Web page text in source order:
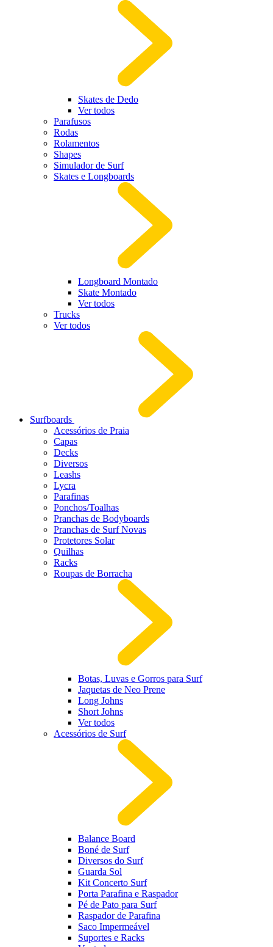
Skates de Dedo
Ver todos
Parafusos
Rodas
Rolamentos
Shapes
Simulador de Surf
Skates e Longboards
Longboard Montado
Skate Montado
Ver todos
Trucks
Ver todos
Surfboards
Acessórios de Praia
Capas
Decks
Diversos
Leashs
Lycra
Parafinas
Ponchos/Toalhas
Pranchas de Bodyboards
Pranchas de Surf Novas
Protetores Solar
Quilhas
Racks
Roupas de Borracha
Botas, Luvas e Gorros para Surf
Jaquetas de Neo Prene
Long Johns
Short Johns
Ver todos
Acessórios de Surf
Balance Board
Boné de Surf
Diversos do Surf
Guarda Sol
Kit Concerto Surf
Porta Parafina e Raspador
Pé de Pato para Surf
Raspador de Parafina
Saco Impermeável
Suportes e Racks